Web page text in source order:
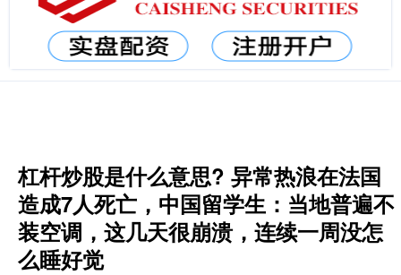
杠杆炒股是什么意思? 异常热浪在法国
造成7人死亡，中国留学生：当地普遍不
装空调，这几天很崩溃，连续一周没怎
么睡好觉